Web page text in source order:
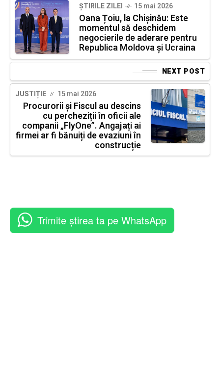
ȘTIRILE ZILEI 15 mai 2026
Oana Țoiu, la Chișinău: Este
momentul să deschidem
negocierile de aderare pentru
Republica Moldova și Ucraina
NEXT POST
JUSTIȚIE 15 mai 2026
Procurorii și Fiscul au descins
cu percheziții în oficii ale
companii „FlyOne”. Angajați ai
firmei ar fi bănuiți de evaziuni în
construcție
Trimite știrea ta pe WhatsApp